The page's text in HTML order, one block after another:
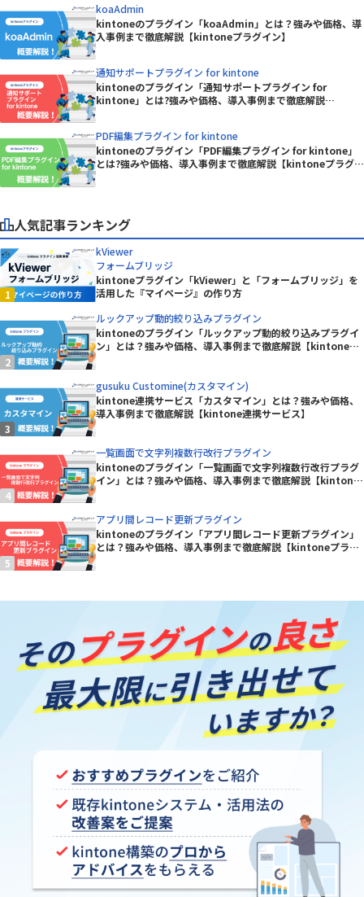
koaAdmin
kintoneのプラグイン「koaAdmin」とは？強みや価格、導
入事例まで徹底解説【kintoneプラグイン】
通知サポートプラグイン for kintone
kintoneのプラグイン「通知サポートプラグイン for
kintone」とは?強みや価格、導入事例まで徹底解説
PDF編集プラグイン for kintone
kintoneのプラグイン「PDF編集プラグイン for kintone」
とは?強みや価格、導入事例まで徹底解説【kintoneプラグイ
人気記事ランキング
kViewer
フォームブリッジ
kintoneプラグイン「kViewer」と「フォームブリッジ」を
活用した『マイページ』の作り方
ルックアップ動的絞り込みプラグイン
kintoneのプラグイン「ルックアップ動的絞り込みプラグイ
ン」とは？強みや価格、導入事例まで徹底解説【kintoneプ
gusuku Customine(カスタマイン)
kintone連携サービス「カスタマイン」とは？強みや価格、
導入事例まで徹底解説【kintone連携サービス】
一覧画面で文字列複数行改行プラグイン
kintoneのプラグイン「一覧画面で文字列複数行改行プラグ
イン」とは？強みや価格、導入事例まで徹底解説【kintone
アプリ間レコード更新プラグイン
kintoneのプラグイン「アプリ間レコード更新プラグイン」
とは？強みや価格、導入事例まで徹底解説【kintoneプラグ